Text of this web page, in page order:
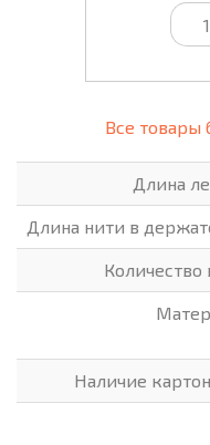
Все товары
Длина
Длина нити в
Наличие